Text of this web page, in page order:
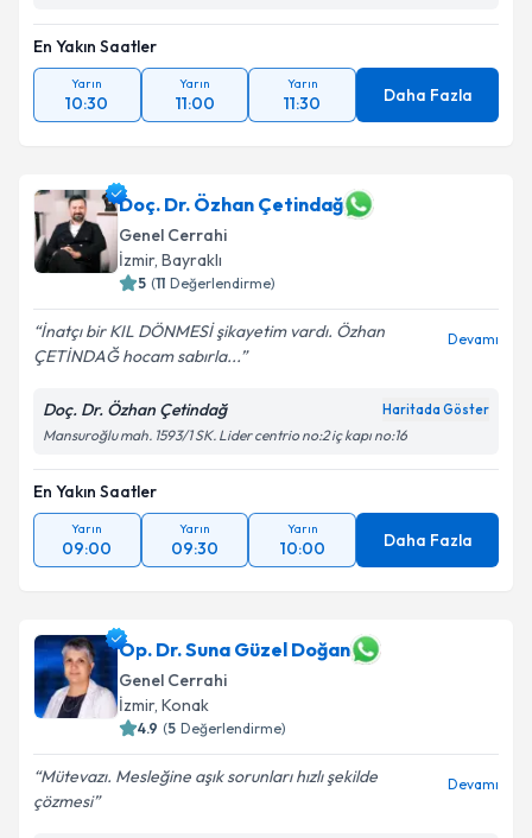
En Yakın Saatler
Yarın
10:30
Yarın
11:00
Yarın
11:30 Daha Fazla
Doç. Dr. Özhan Çetindağ
Genel Cerrahi
İzmir, Bayraklı
5 (11 Değerlendirme)
İnatçı bir KIL DÖNMESİ şikayetim vardı. Özhan
ÇETİNDAĞ hocam sabırla...
Devamı
Doç. Dr. Özhan Çetindağ Haritada Göster
Mansuroğlu mah. 1593/1 SK. Lider centrio no:2 iç kapı no:16
En Yakın Saatler
Yarın
09:00
Yarın
09:30
Yarın
10:00 Daha Fazla
Op. Dr. Suna Güzel Doğan
Genel Cerrahi
İzmir, Konak
4.9 (5 Değerlendirme)
Mütevazı. Mesleğine aşık sorunları hızlı şekilde
çözmesi
Devamı